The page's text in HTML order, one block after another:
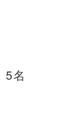
5名